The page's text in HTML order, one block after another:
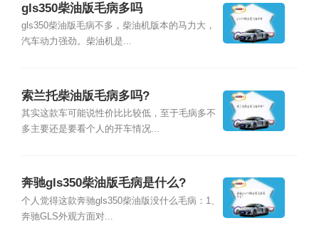
gls350柴油版毛病多吗
gls350柴油版毛病不多，柴油机版本的马力大，
汽车动力强劲。柴油机是...
索兰托柴油版毛病多吗?
其实这款车可能说性价比比较低，至于毛病多不
多主要还是要看个人的开车情况...
奔驰gls350柴油版毛病是什么?
个人觉得这款奔驰gls350柴油版没什么毛病：1、
奔驰GLS外观方面对...